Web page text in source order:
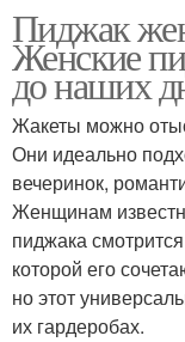
Пиджак
Женские
до наших
Жакеты можно
Они идеально
вечеринок,
Женщинам
пиджака
которой его
но этот
их гардеробах.